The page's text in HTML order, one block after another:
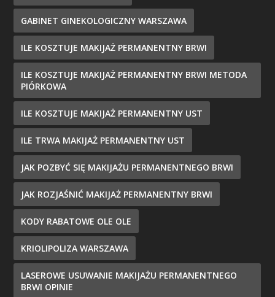
GABINET GINEKOLOGICZNY WARSZAWA
ILE KOSZTUJE MAKIJAŻ PERMANENTNY BRWI
ILE KOSZTUJE MAKIJAŻ PERMANENTNY BRWI METODA
PIÓRKOWA
ILE KOSZTUJE MAKIJAŻ PERMANENTNY UST
ILE TRWA MAKIJAŻ PERMANENTNY UST
JAK POZBYĆ SIĘ MAKIJAŻU PERMANENTNEGO BRWI
JAK ROZJAŚNIĆ MAKIJAŻ PERMANENTNY BRWI
KODY RABATOWE OLE OLE
KRIOLIPOLIZA WARSZAWA
LASEROWE USUWANIE MAKIJAŻU PERMANENTNEGO
BRWI OPINIE